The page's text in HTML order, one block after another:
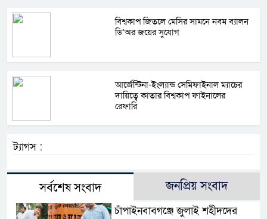
বিশ্বকাপ জিতলে মেসির সামনে নবম ব্যালন
ডি’অর জয়ের সুযোগ
আর্জেন্টিনা-ইংল্যান্ড সেমিফাইনাল ম্যাচের
দায়িত্বে কাতার বিশ্বকাপ ফাইনালের
রেফারি
ট্যাগস :
সর্বশেষ সংবাদ জনপ্রিয় সংবাদ
চাঁপাইনবাবগঞ্জে জুলাই শহীদদের